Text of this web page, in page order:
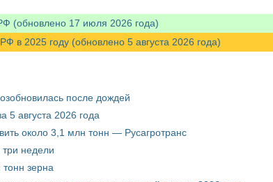
(обновлено 17 июля 2026 года)
в 2025 году (обновлено 5 августа 2026 года)
после дождей
5 августа 2026 года
около 3,1 млн тонн — Русагротранс
недели
зерна